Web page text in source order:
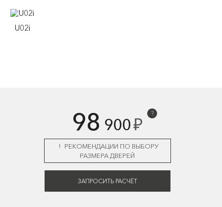
U02i
98 900₽
?
РЕКОМЕНДАЦИИ ПО ВЫБОРУ
РАЗМЕРА ДВЕРЕЙ
ЗАПРОСИТЬ РАСЧЁТ